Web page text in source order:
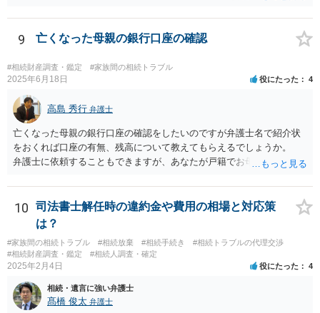
9 亡くなった母親の銀行口座の確認
#相続財産調査・鑑定 #家族間の相続トラブル
2025年6月18日 役にたった 4
高島 秀行 弁護士
亡くなった母親の銀行口座の確認をしたいのですが弁護士名で紹介状
をおくれば口座の有無、残高について教えてもらえるでしょうか。
弁護士に依頼することもできますが、あなたが戸籍でお母さんの相続
高は教えてくれると思います。 自分ではよくわからないということ
であれば、弁護士に相談し依頼されたら良いと思います。
10
司法書士解任時の違約金や費用の相場と対応策
は？
#家族間の相続トラブル #相続放棄 #相続手続き
#相続トラブルの代理交渉
#相続財産調査・鑑定
#相続人調査・確定
2025年2月4日 役にたった 4
相続・遺言に強い弁護士
髙橋 俊太 弁護士